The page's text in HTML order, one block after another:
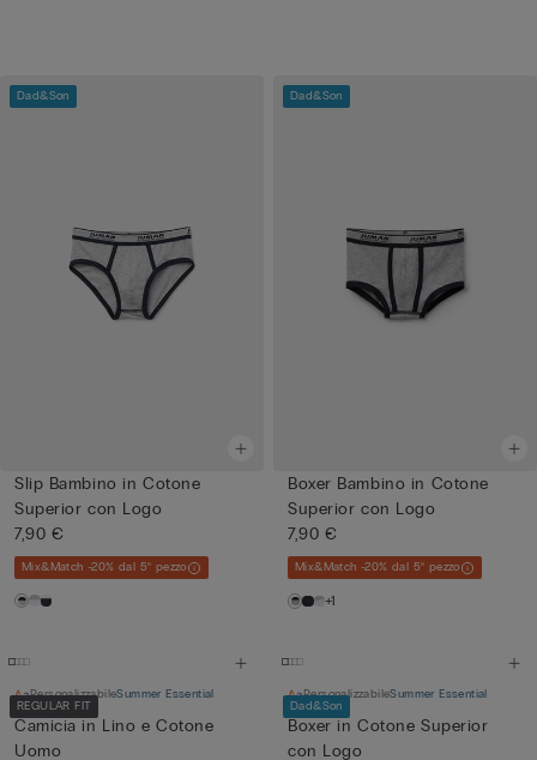
Dad&Son
Slip Bambino in Cotone
Superior con Logo
7,90 €
Mix&Match -20% dal 5° pezzo
Dad&Son
Boxer Bambino in Cotone
Superior con Logo
7,90 €
Mix&Match -20% dal 5° pezzo
+1
REGULAR FIT
PersonalizzabileSummer Essential
Camicia in Lino e Cotone
Uomo
Dad&Son
PersonalizzabileSummer Essential
Boxer in Cotone Superior
con Logo